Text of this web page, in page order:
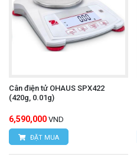
Cân điện tử OHAUS SPX422
(420g, 0.01g)
6,590,000 VND
ĐẶT MUA